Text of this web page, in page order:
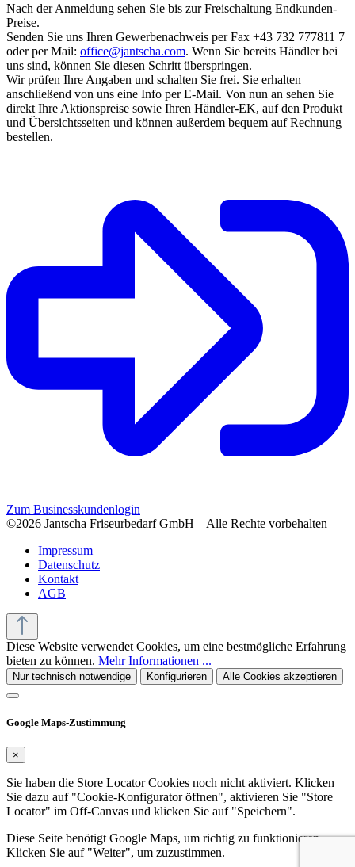
Nach der Anmeldung sehen Sie bis zur Freischaltung Endkunden-
Preise.
Senden Sie uns Ihren Gewerbenachweis per Fax +43 732 777811 7
oder per Mail: office@jantscha.com. Wenn Sie bereits Händler bei
uns sind, können Sie diesen Schritt überspringen.
Wir prüfen Ihre Angaben und schalten Sie frei. Sie erhalten
anschließend von uns eine Info per E-Mail. Von nun an sehen Sie
direkt Ihre Aktionspreise sowie Ihren Händler-EK, auf den Produkt
und Übersichtsseiten und können außerdem bequem auf Rechnung
bestellen.
Zum Businesskundenlogin
©2026 Jantscha Friseurbedarf GmbH – Alle Rechte vorbehalten
Impressum
Datenschutz
Kontakt
AGB
Diese Website verwendet Cookies, um eine bestmögliche Erfahrung
bieten zu können. Mehr Informationen ...
Nur technisch notwendige Konfigurieren Alle Cookies akzeptieren
Google Maps-Zustimmung
×
Sie haben die Store Locator Cookies noch nicht aktiviert. Klicken
Sie dazu auf "Cookie-Konfigurator öffnen", aktivieren Sie "Store
Locator" im Off-Canvas und klicken Sie auf "Speichern".
Diese Seite benötigt Google Maps, um richtig zu funktionieren.
Klicken Sie auf "Weiter", um zuzustimmen.